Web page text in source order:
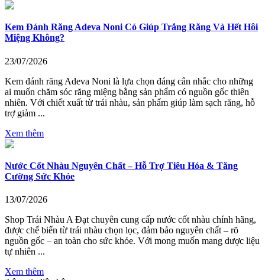
Kem Đánh Răng Adeva Noni Có Giúp Trắng Răng Và Hết Hôi
Miệng Không?
23/07/2026
Kem đánh răng Adeva Noni là lựa chọn đáng cân nhắc cho những
ai muốn chăm sóc răng miệng bằng sản phẩm có nguồn gốc thiên
nhiên. Với chiết xuất từ trái nhàu, sản phẩm giúp làm sạch răng, hỗ
trợ giảm ...
Xem thêm
Nước Cốt Nhàu Nguyên Chất – Hỗ Trợ Tiêu Hóa & Tăng
Cường Sức Khỏe
13/07/2026
Shop Trái Nhàu A Đạt chuyên cung cấp nước cốt nhàu chính hãng,
được chế biến từ trái nhàu chọn lọc, đảm bảo nguyên chất – rõ
nguồn gốc – an toàn cho sức khỏe. Với mong muốn mang dược liệu
tự nhiên ...
Xem thêm